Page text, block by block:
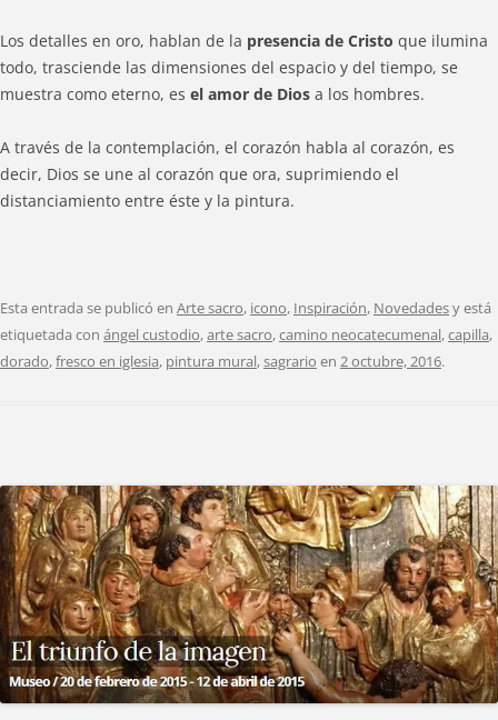
Los detalles en oro, hablan de la presencia de Cristo que ilumina
todo, trasciende las dimensiones del espacio y del tiempo, se
muestra como eterno, es el amor de Dios a los hombres.
A través de la contemplación, el corazón habla al corazón, es
decir, Dios se une al corazón que ora, suprimiendo el
distanciamiento entre éste y la pintura.
Esta entrada se publicó en Arte sacro, icono, Inspiración, Novedadesy está
etiquetada con ángel custodio,arte sacro,camino neocatecumenal,capilla,
dorado,fresco en iglesia, pintura mural,sagrario en 2 octubre, 2016.